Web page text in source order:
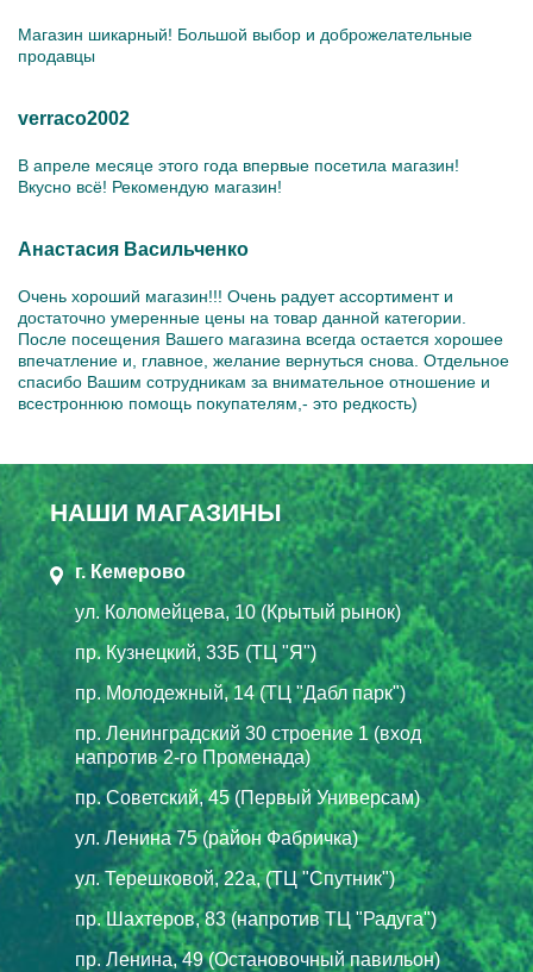
Магазин шикарный! Большой выбор и доброжелательные
продавцы
verraco2002
В апреле месяце этого года впервые посетила магазин!
Вкусно всё! Рекомендую магазин!
Анастасия Васильченко
Очень хороший магазин!!! Очень радует ассортимент и
достаточно умеренные цены на товар данной категории.
После посещения Вашего магазина всегда остается хорошее
впечатление и, главное, желание вернуться снова. Отдельное
спасибо Вашим сотрудникам за внимательное отношение и
всестроннюю помощь покупателям,- это редкость)
НАШИ МАГАЗИНЫ
г. Кемерово
ул. Коломейцева, 10 (Крытый рынок)
пр. Кузнецкий, 33Б (ТЦ "Я")
пр. Молодежный, 14 (ТЦ "Дабл парк")
пр. Ленинградский 30 строение 1 (вход
напротив 2-го Променада)
пр. Советский, 45 (Первый Универсам)
ул. Ленина 75 (район Фабричка)
ул. Терешковой, 22а, (ТЦ "Спутник")
пр. Шахтеров, 83 (напротив ТЦ "Радуга")
пр. Ленина, 49 (Остановочный павильон)